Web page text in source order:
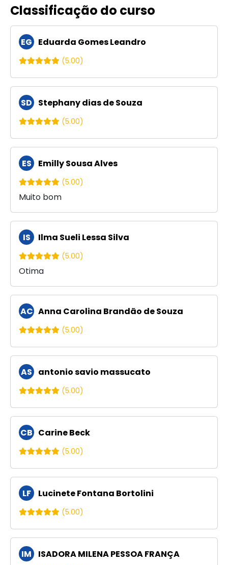
Classificação do curso
EG Eduarda Gomes Leandro
(5.00)
SD Stephany dias de Souza
(5.00)
ES Emilly Sousa Alves
(5.00)
Muito bom
IS Ilma Sueli Lessa Silva
(5.00)
Otima
AC Anna Carolina Brandão de Souza
(5.00)
AS antonio savio massucato
(5.00)
CB Carine Beck
(5.00)
LF Lucinete Fontana Bortolini
(5.00)
IM ISADORA MILENA PESSOA FRANÇA